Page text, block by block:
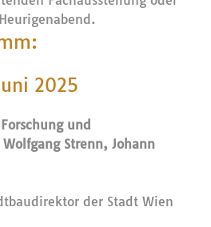
2025
und
Strenn, Johann
der Stadt Wien